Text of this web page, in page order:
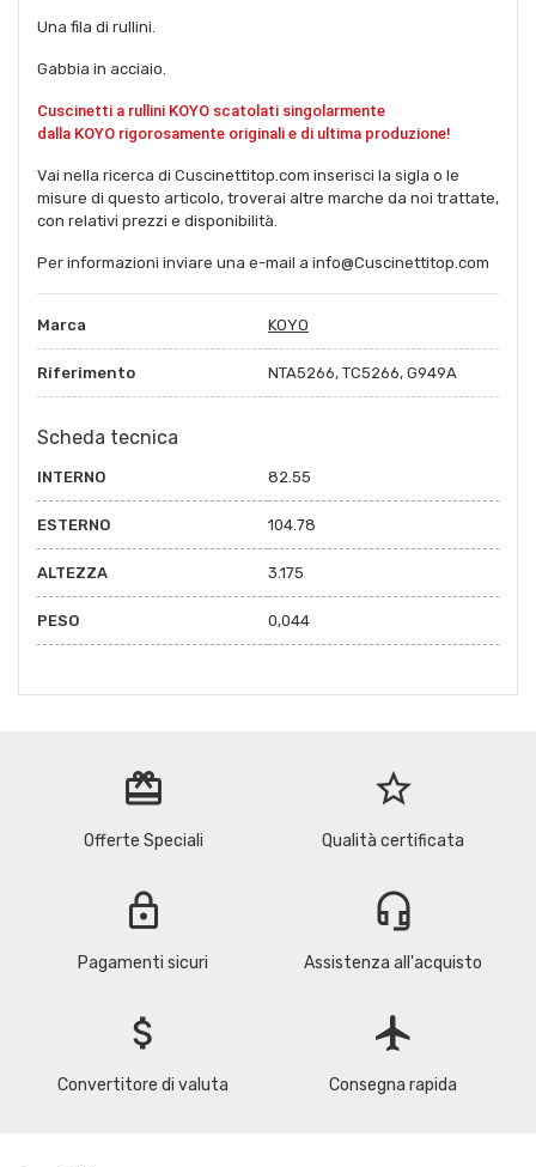
Una fila di rullini.
Gabbia in acciaio.
Cuscinetti a rullini KOYO scatolati singolarmente
dalla KOYO rigorosamente originali e di ultima produzione!
Vai nella ricerca di Cuscinettitop.com inserisci la sigla o le
misure di questo articolo, troverai altre marche da noi trattate,
con relativi prezzi e disponibilità.
Per informazioni inviare una e-mail a info@Cuscinettitop.com
Marca KOYO
Riferimento NTA5266, TC5266, G949A
Scheda tecnica
INTERNO 82.55
ESTERNO 104.78
ALTEZZA 3.175
PESO 0,044
redeem
Offerte Speciali
star_border
Qualità certificata
lock
Pagamenti sicuri
headset_mic
Assistenza all'acquisto
attach_money
Convertitore di valuta
flight
Consegna rapida